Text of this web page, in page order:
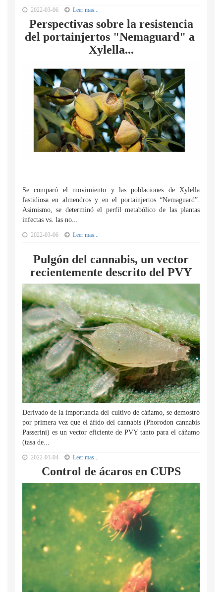
2022-03-06 Leer mas...
Perspectivas sobre la resistencia
del portainjertos "Nemaguard" a
Xylella...
Se comparó el movimiento y las poblaciones de Xylella
fastidiosa en almendros y en el portainjertos “Nemaguard”.
Asimismo, se determinó el perfil metabólico de las plantas
infectas vs. las no...
2022-03-06 Leer mas...
Pulgón del cannabis, un vector
recientemente descrito del PVY
Derivado de la importancia del cultivo de cáñamo, se demostró
por primera vez que el áfido del cannabis (Phorodon cannabis
Passerini) es un vector eficiente de PVY tanto para el cáñamo
(tasa de...
2022-03-04 Leer mas...
Control de ácaros en CUPS